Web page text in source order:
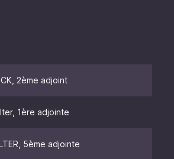
2ème adjoint
1ère adjointe
5ème adjointe